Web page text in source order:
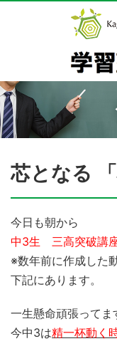
芯となる
今日も朝から
中3生 三高突破講
※数年前に作成した
下記にあります。
一生懸命頑張ってま
今中3は精一杯動く